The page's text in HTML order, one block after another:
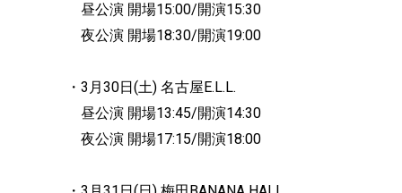
昼公演 開場15:00/開演15:30
夜公演 開場18:30/開演19:00
・3月30日(土) 名古屋E.L.L.
昼公演 開場13:45/開演14:30
夜公演 開場17:15/開演18:00